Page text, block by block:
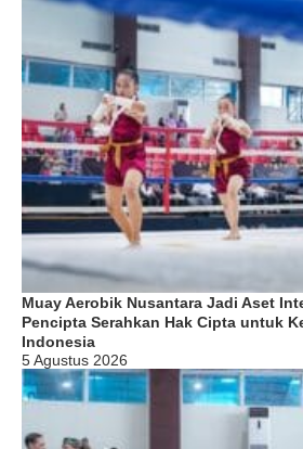
Muay Aerobik Nusantara Jadi Aset
Pencipta Serahkan Hak Cipta untuk
Indonesia
5 Agustus 2026